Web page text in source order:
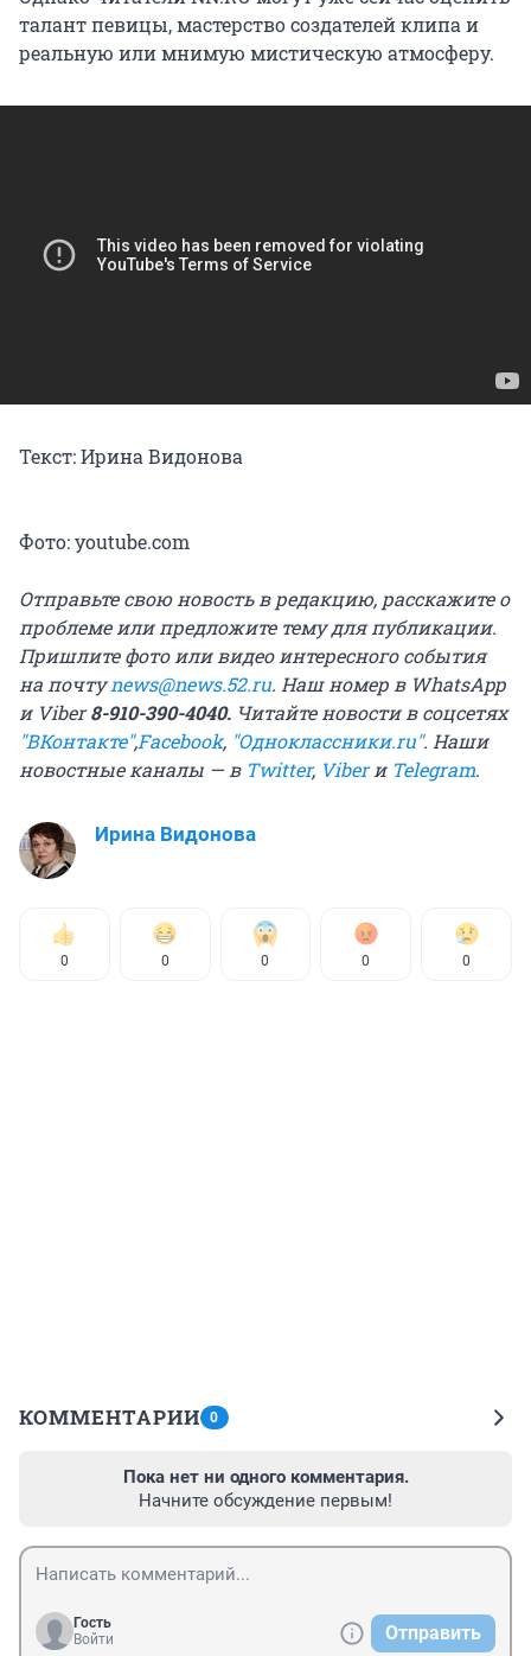
талант певицы, мастерство создателей клипа и
реальную или мнимую мистическую атмосферу.
Текст: Ирина Видонова
Фото: youtube.com
Отправьте свою новость в редакцию, расскажите о
проблеме или предложите тему для публикации.
Пришлите фото или видео интересного события
на почтуnews@news.52.ru. Наш номер в WhatsApp
и Viber8-910-390-4040. Читайте новости в соцсетях
"ВКонтакте",Facebook, "Одноклассники.ru". Наши
новостные каналы — в Twitter, Viberи Telegram.
Ирина Видонова
0 0 0 0 0
КОММЕНТАРИИ 0
Пока нет ни одного комментария.
Начните обсуждение первым!
Гость
Войти
Отправить